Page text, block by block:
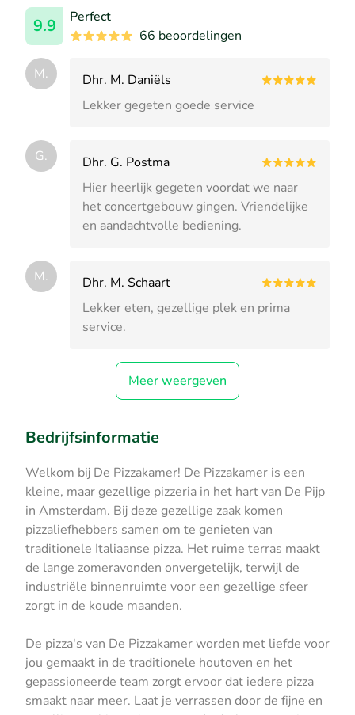
9.9
Perfect
66 beoordelingen
M.
Dhr. M. Daniëls
Lekker gegeten goede service
G.
Dhr. G. Postma
Hier heerlijk gegeten voordat we naar
het concertgebouw gingen. Vriendelijke
en aandachtvolle bediening.
M.
Dhr. M. Schaart
Lekker eten, gezellige plek en prima
service.
Meer weergeven
Bedrijfsinformatie
Welkom bij De Pizzakamer! De Pizzakamer is een
kleine, maar gezellige pizzeria in het hart van De Pijp
in Amsterdam. Bij deze gezellige zaak komen
pizzaliefhebbers samen om te genieten van
traditionele Italiaanse pizza. Het ruime terras maakt
de lange zomeravonden onvergetelijk, terwijl de
industriële binnenruimte voor een gezellige sfeer
zorgt in de koude maanden.
De pizza's van De Pizzakamer worden met liefde voor
jou gemaakt in de traditionele houtoven en het
gepassioneerde team zorgt ervoor dat iedere pizza
smaakt naar meer. Laat je verrassen door de fijne en